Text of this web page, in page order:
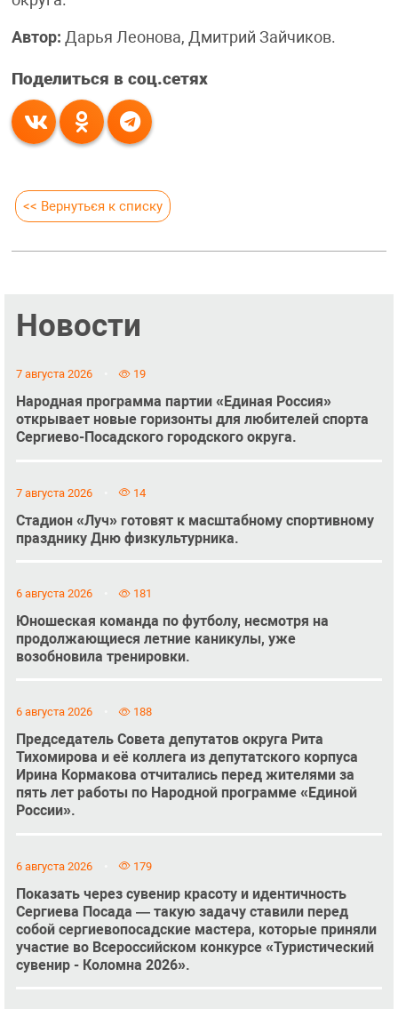
Автор: Дарья Леонова, Дмитрий Зайчиков.
Поделиться в соц.сетях
<< Вернуться к списку
Новости
7 августа 2026 19
Народная программа партии «Единая Россия»
открывает новые горизонты для любителей спорта
Сергиево-Посадского городского округа.
7 августа 2026 14
Стадион «Луч» готовят к масштабному спортивному
празднику Дню физкультурника.
6 августа 2026 181
Юношеская команда по футболу, несмотря на
продолжающиеся летние каникулы, уже
возобновила тренировки.
6 августа 2026 188
Председатель Совета депутатов округа Рита
Тихомирова и её коллега из депутатского корпуса
Ирина Кормакова отчитались перед жителями за
пять лет работы по Народной программе «Единой
России».
6 августа 2026 179
Показать через сувенир красоту и идентичность
Сергиева Посада — такую задачу ставили перед
собой сергиевопосадские мастера, которые приняли
участие во Всероссийском конкурсе «Туристический
сувенир - Коломна 2026».